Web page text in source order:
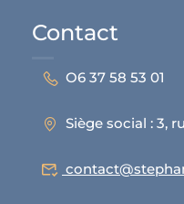
Contact
O6 37 58 53 01
Siège social : 3,